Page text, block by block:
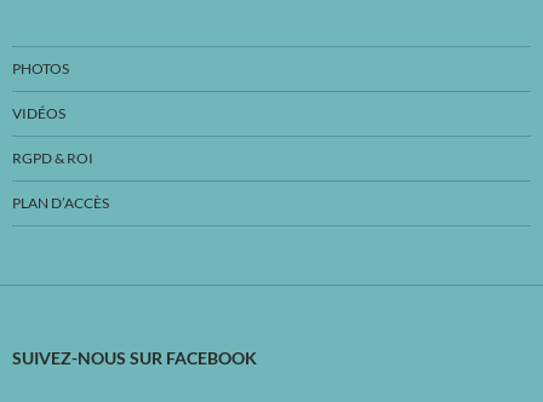
PHOTOS
VIDÉOS
RGPD & ROI
PLAN D’ACCÈS
SUIVEZ-NOUS SUR FACEBOOK